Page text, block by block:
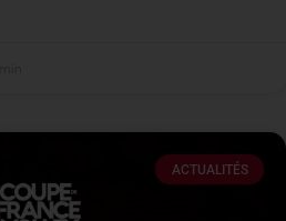
ACTUALITÉS